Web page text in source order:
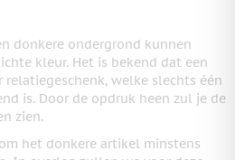
donkere ondergrond kunnen
kleur. Het is bekend dat een
welke slechts één
is. Door de opdruk heen zul je de
zien.
het donkere artikel minstens